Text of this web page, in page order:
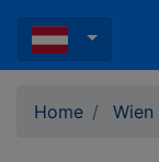
Home Wien